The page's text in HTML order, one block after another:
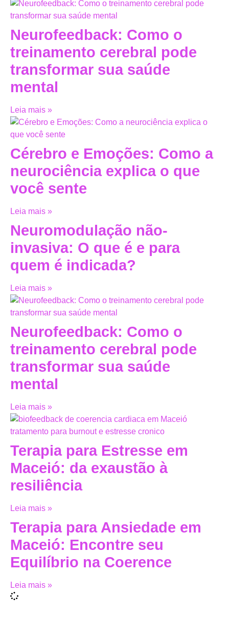
Neurofeedback: Como o
treinamento cerebral pode
transformar sua saúde
mental
Leia mais »
Cérebro e Emoções: Como a
neurociência explica o que
você sente
Leia mais »
Neuromodulação não-
invasiva: O que é e para
quem é indicada?
Leia mais »
Neurofeedback: Como o
treinamento cerebral pode
transformar sua saúde
mental
Leia mais »
Terapia para Estresse em
Maceió: da exaustão à
resiliência
Leia mais »
Terapia para Ansiedade em
Maceió: Encontre seu
Equilíbrio na Coerence
Leia mais »